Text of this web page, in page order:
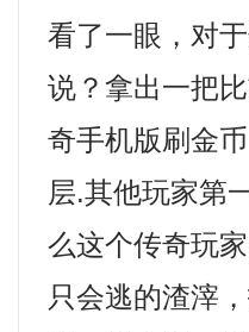
看了一眼，对
说？拿出一把
奇手机版刷金
层.其他玩家第
么这个传奇玩
只会逃的渣滓